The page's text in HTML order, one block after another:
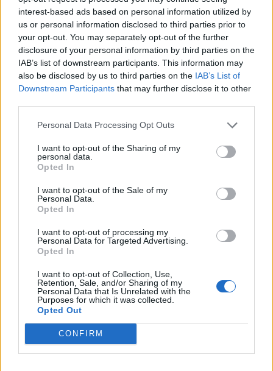
interest-based ads based on personal information utilized by
us or personal information disclosed to third parties prior to
your opt-out. You may separately opt-out of the further
disclosure of your personal information by third parties on the
IAB’s list of downstream participants. This information may
also be disclosed by us to third parties on the IAB’s List of
Downstream Participants that may further disclose it to other
Personal Data Processing Opt Outs
I want to opt-out of the Sharing of my
personal data.
Opted In
I want to opt-out of the Sale of my
Personal Data.
Opted In
I want to opt-out of processing my
Personal Data for Targeted Advertising.
Opted In
I want to opt-out of Collection, Use,
Retention, Sale, and/or Sharing of my
Personal Data that Is Unrelated with the
Purposes for which it was collected.
Opted Out
CONFIRM
11:05
Ηράκλειο: Ιδιοκτήτες ακινήτων έχουν τάσεις φυγής από
τη βραχυχρόνια μίσθωση
10:48
Χαρδαλιάς: Καμία ανεμογεννήτρια σε καμένες και
αναδασωτέες περιοχές της Αττικής
Ο «χάρτης» των πληρωμών από τον e-ΕΦΚΑ και τη ΔΥΠΑ
10:40
σημείο
Marfin: «Δεν υπάρχει ταυτοποίηση» λέει ο δικηγόρος της
46χρονης
Δημήτρης Παπαμιχαήλ: Το «λεβεντόπαιδο» που έγραψε
τη δική του ιστορία στο ελληνικό σινεμά (video)
Άγιος Νικόλαος: Πρόσκληση συμμετοχής στα «Κρητικά
Μαγειρέματα»